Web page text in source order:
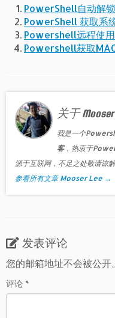
PowerShell自动解
PowerShell 获取系
Powershell远程使
Powershell获取
关于 Mooser
我是一个
客，热衷于
源于互联网，不足之处敬请谅
参看所有文章 Mooser Lee →
发表评论
您的邮箱地址不会被公开。
评论 *